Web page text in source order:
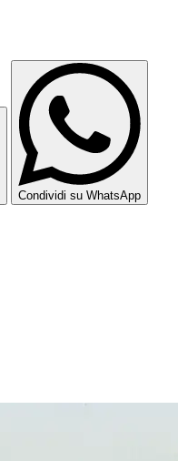
Condividi su WhatsApp